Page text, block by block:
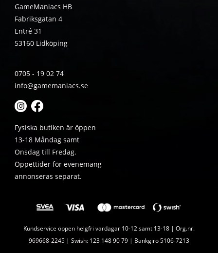
GameManiacs HB
Fabriksgatan 4
Entré 31
53160 Lidköping
0705 - 19 02 74
info@gamemaniacs.se
Fysiska butiken är öppen
13-18 Måndag samt
Onsdag till Fredag.
Öppettider för evenemang
annonseras separat.
Kundservice öppen helgfri vardagar 10-12 samt 13-18 | Org.nr.
969668-2245 | Swish: 123 148 90 79 | Bankgiro 5106-7213